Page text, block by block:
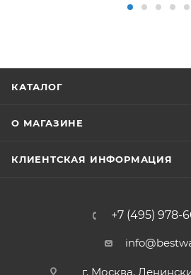
КАТАЛОГ
О МАГАЗИНЕ
КЛИЕНТСКАЯ ИНФОРМАЦИЯ
+7 (495) 978-
г. Москва,